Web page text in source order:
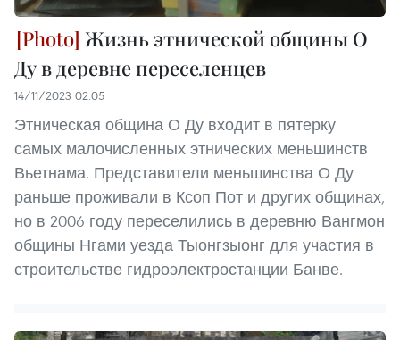
Жизнь этнической общины О
Ду в деревне переселенцев
14/11/2023 02:05
Этническая община О Ду входит в пятерку
самых малочисленных этнических меньшинств
Вьетнама. Представители меньшинства О Ду
раньше проживали в Ксоп Пот и других общинах,
но в 2006 году переселились в деревню Вангмон
общины Нгами уезда Тыонгзыонг для участия в
строительстве гидроэлектростанции Банве.